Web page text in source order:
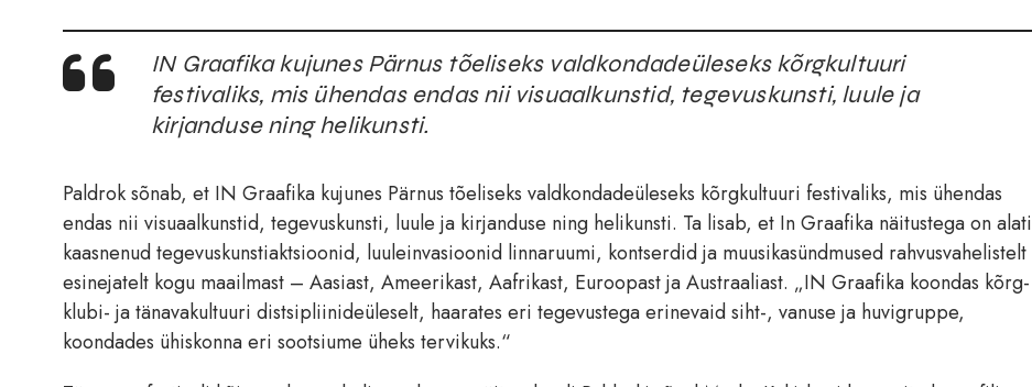
IN Graafika kujunes Pärnus tõeliseks valdkondadeüleseks kõrgkultuuri
festivaliks, mis ühendas endas nii visuaalkunstid, tegevuskunsti, luule ja
kirjanduse ning helikunsti.
Paldrok sõnab, et IN Graafika kujunes Pärnus tõeliseks valdkondadeüleseks kõrgkultuuri festivaliks, mis ühendas
endas nii visuaalkunstid, tegevuskunsti, luule ja kirjanduse ning helikunsti. Ta lisab, et In Graafika näitustega on alati
kaasnenud tegevuskunstiaktsioonid, luuleinvasioonid linnaruumi, kontserdid ja muusikasündmused rahvusvahelistelt
esinejatelt kogu maailmast – Aasiast, Ameerikast, Aafrikast, Euroopast ja Austraaliast. „IN Graafika koondas kõrg-
klubi- ja tänavakultuuri distsipliinideüleselt, haarates eri tegevustega erinevaid siht-, vanuse ja huvigruppe,
koondades ühiskonna eri sootsiume üheks tervikuks.“